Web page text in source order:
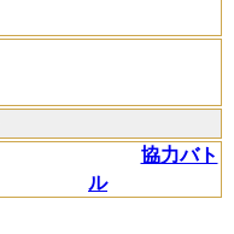
協力バト
ル